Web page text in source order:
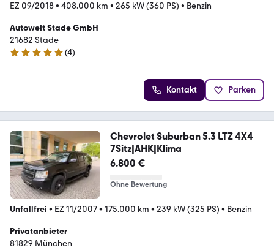
EZ 09/2018• 408.000 km • 265 kW (360 PS) • Benzin
Autowelt Stade GmbH
21682 Stade
4.8 Sterne
(4)
Kontakt Parken
Chevrolet Suburban 5.3 LTZ 4X4
7Sitz|AHK|Klima
6.800 €
Ohne Bewertung
Unfallfrei • EZ 11/2007• 175.000 km • 239 kW (325 PS) • Benzin
Privatanbieter
81829 München